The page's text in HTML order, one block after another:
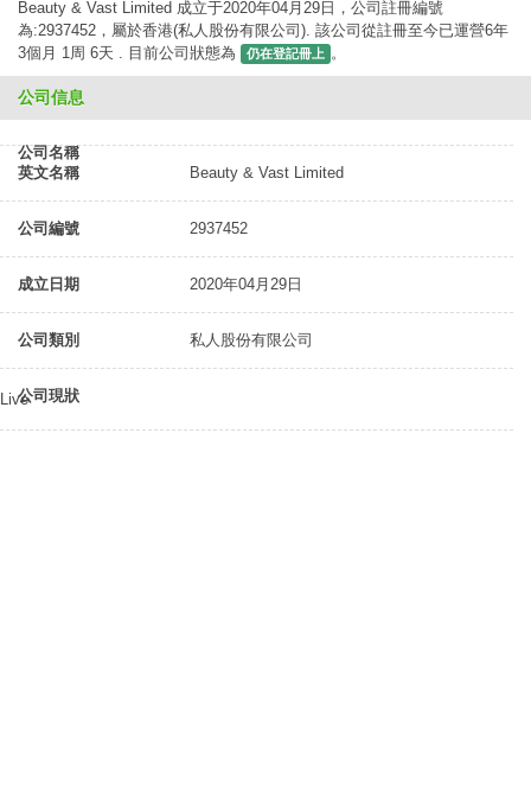
Beauty & Vast Limited 成立于2020年04月29日，公司註冊編號
為:2937452，屬於香港(私人股份有限公司). 該公司從註冊至今已運營6年
3個月 1周 6天 . 目前公司狀態為
仍在登記冊上 。
公司信息
公司名稱
英文名稱
Beauty & Vast Limited
公司編號 2937452
成立日期 2020年04月29日
公司類別 私人股份有限公司
公司現狀
Live